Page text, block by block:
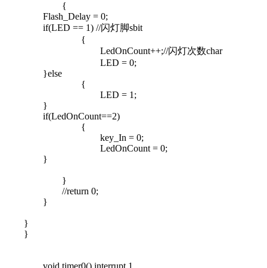
{
Flash_Delay = 0;
if(LED == 1) //闪灯脚sbit
{
LedOnCount++;//闪灯次数char
LED = 0;
}else
{
LED = 1;
}
if(LedOnCount==2)
{
key_In = 0;
LedOnCount = 0;
}
}
//return 0;
}
}
}